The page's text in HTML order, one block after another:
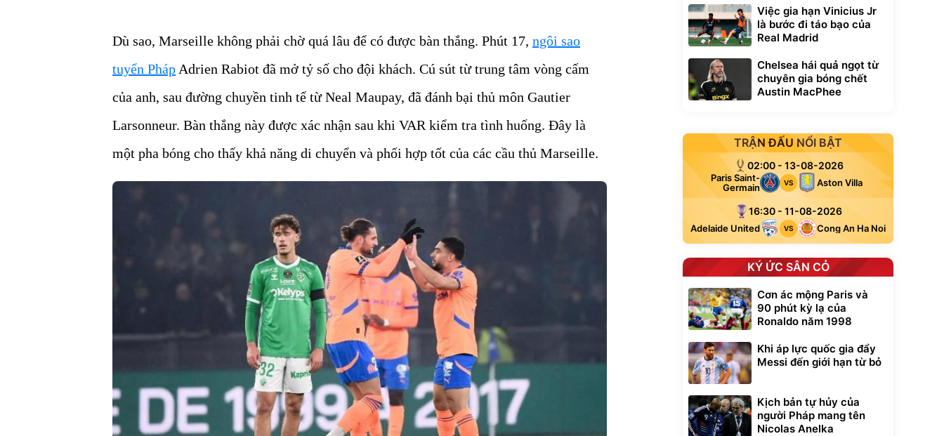
Dù sao, Marseille không phải chờ quá lâu để có được bàn thắng. Phút 17, ngôi sao
tuyển Pháp Adrien Rabiot đã mở tỷ số cho đội khách. Cú sút từ trung tâm vòng cấm
của anh, sau đường chuyền tinh tế từ Neal Maupay, đã đánh bại thủ môn Gautier
Larsonneur. Bàn thắng này được xác nhận sau khi VAR kiểm tra tình huống. Đây là
một pha bóng cho thấy khả năng di chuyển và phối hợp tốt của các cầu thủ Marseille.
Việc gia hạn Vinicius Jr
là bước đi táo bạo của
Real Madrid
Chelsea hái quả ngọt từ
chuyên gia bóng chết
Austin MacPhee
TRẬN ĐẤU NỔI BẬT
02:00 - 13-08-2026
Paris Saint-
Germain
VS Aston Villa
16:30 - 11-08-2026
Adelaide United VS Cong An Ha Noi
KÝ ỨC SÂN CỎ
Cơn ác mộng Paris và
90 phút kỳ lạ của
Ronaldo năm 1998
Khi áp lực quốc gia đẩy
Messi đến giới hạn từ bỏ
Kịch bản tự hủy của
người Pháp mang tên
Nicolas Anelka